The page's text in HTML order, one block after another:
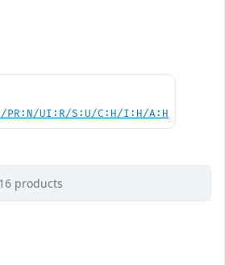
PR:N/UI:R/S:U/C:H/I:H/A:H
16 products